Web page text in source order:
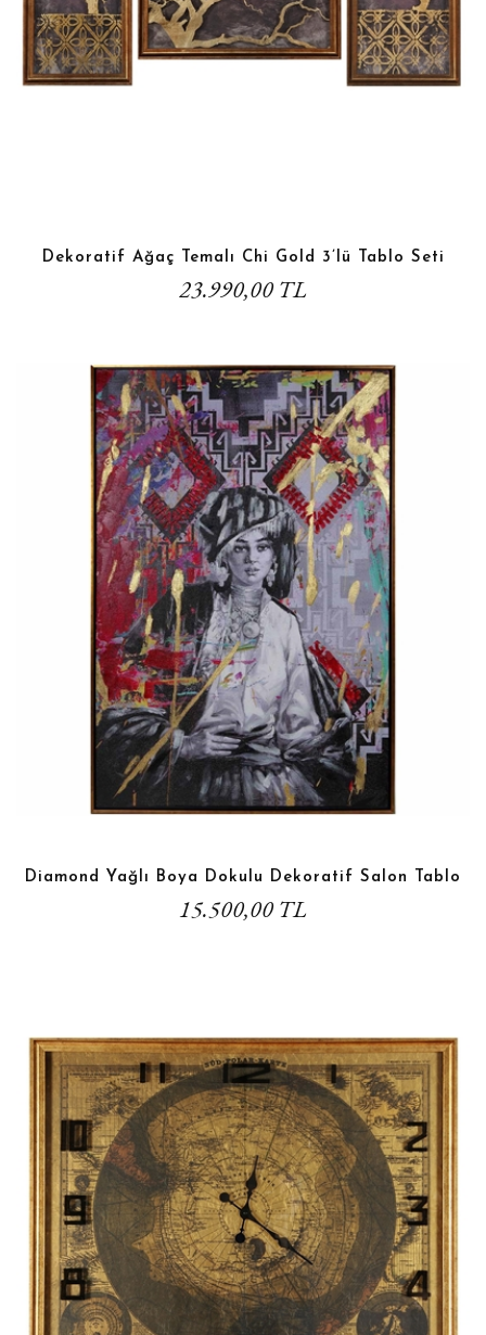
Dekoratif Ağaç Temalı Chi Gold 3’lü Tablo Seti
23.990,00 TL
Diamond Yağlı Boya Dokulu Dekoratif Salon Tablo
15.500,00 TL